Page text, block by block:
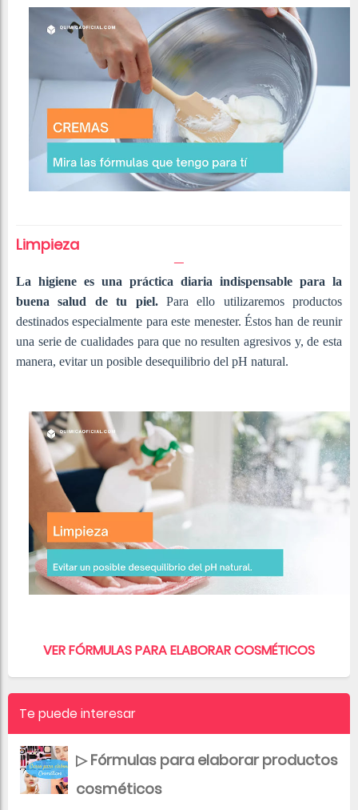
Limpieza
La higiene es una práctica diaria indispensable para la
buena salud de tu piel.Para ello utilizaremos productos
destinados especialmente para este menester. Éstos han de reunir
una serie de cualidades para que no resulten agresivos y, de esta
manera, evitar un posible desequilibrio del pH natural.
VER FÓRMULAS PARA ELABORAR COSMÉTICOS
Te puede interesar
▷ Fórmulas para elaborar productos
cosméticos